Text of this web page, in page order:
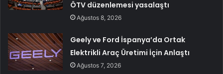
ÖTV düzenlemesi yasalaştı
Ağustos 8, 2026
Geely ve Ford İspanya’da Ortak
Elektrikli Araç Üretimi İçin Anlaştı
Ağustos 7, 2026